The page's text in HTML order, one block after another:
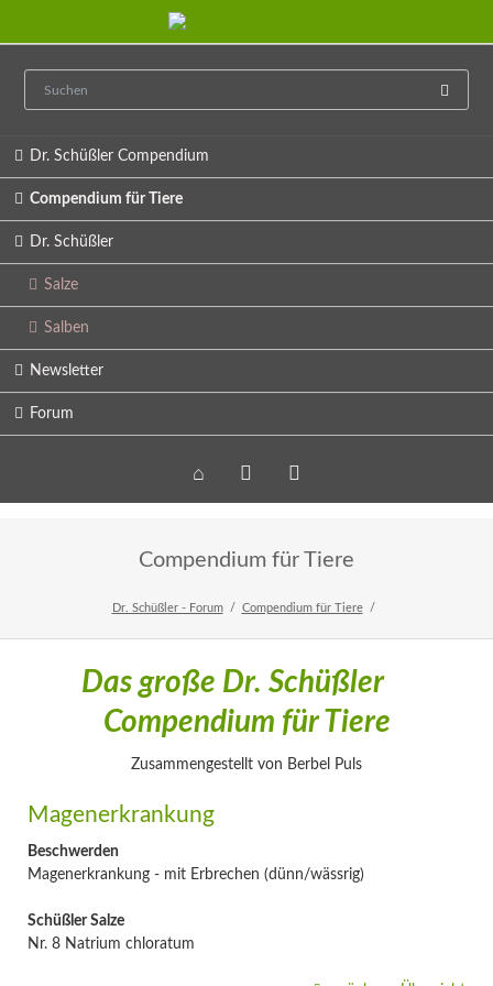
Dr. Schüßler Compendium
Compendium für Tiere
Dr. Schüßler
Salze
Salben
Newsletter
Forum
Veranstaltungen
Newsletter
Compendium für Tiere
Dr. Schüßler - Forum Compendium für Tiere
Das große Dr. Schüßler
Compendium für Tiere
Zusammengestellt von Berbel Puls
Magenerkrankung
Beschwerden
Magenerkrankung - mit Erbrechen (dünn/wässrig)
Schüßler Salze
Nr. 8 Natrium chloratum